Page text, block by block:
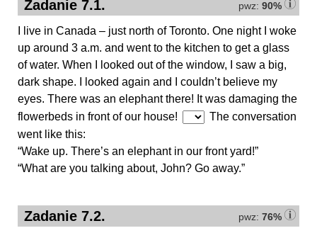
pwz: 90%
Zadanie 7.1.
I live in Canada – just north of Toronto. One night I woke
up around 3 a.m. and went to the kitchen to get a glass
of water. When I looked out of the window, I saw a big,
dark shape. I looked again and I couldn’t believe my
eyes. There was an elephant there! It was damaging the
flowerbeds in front of our house!
The conversation
went like this:
“Wake up. There’s an elephant in our front yard!”
“What are you talking about, John? Go away.”
pwz: 76%
Zadanie 7.2.